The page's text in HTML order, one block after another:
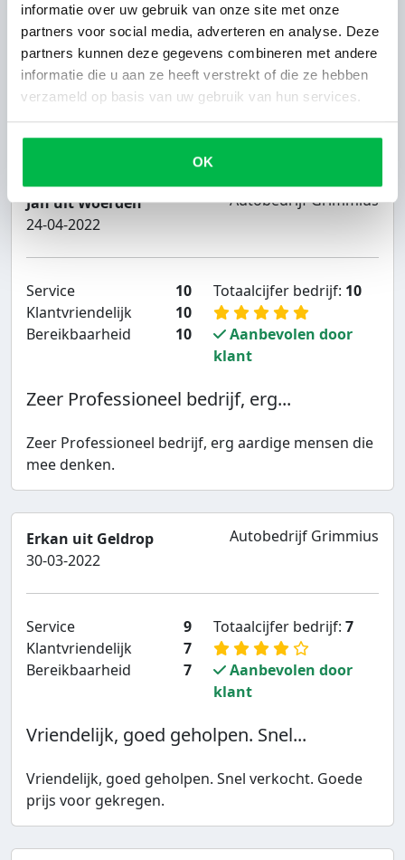
informatie over uw gebruik van onze site met onze
partners voor social media, adverteren en analyse. Deze
partners kunnen deze gegevens combineren met andere
informatie die u aan ze heeft verstrekt of die ze hebben
verzameld op basis van uw gebruik van hun services.
OK
Autobedrijf Grimmius heeft een...
Autobedrijf Grimmius heeft een prima prijs
geboden voor de auto. Ook de communicatie,
betaling en het ophalen van de auto ging op
rolletjes. Niks anders dan goede ervaringen.
Jan uit Woerden
24-04-2022
Autobedrijf Grimmius
Service
10
Klantvriendelijk
10
Bereikbaarheid
10
Totaalcijfer bedrijf: 10
Aanbevolen door
klant
Zeer Professioneel bedrijf, erg...
Zeer Professioneel bedrijf, erg aardige mensen die
mee denken.
Erkan uit Geldrop
30-03-2022
Autobedrijf Grimmius
Service
9
Klantvriendelijk
7
Bereikbaarheid
7
Totaalcijfer bedrijf: 7
Aanbevolen door
klant
Vriendelijk, goed geholpen. Snel...
Vriendelijk, goed geholpen. Snel verkocht. Goede
prijs voor gekregen.